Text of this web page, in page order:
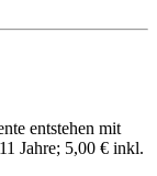
entstehen mit
Jahre; 5,00 € inkl.